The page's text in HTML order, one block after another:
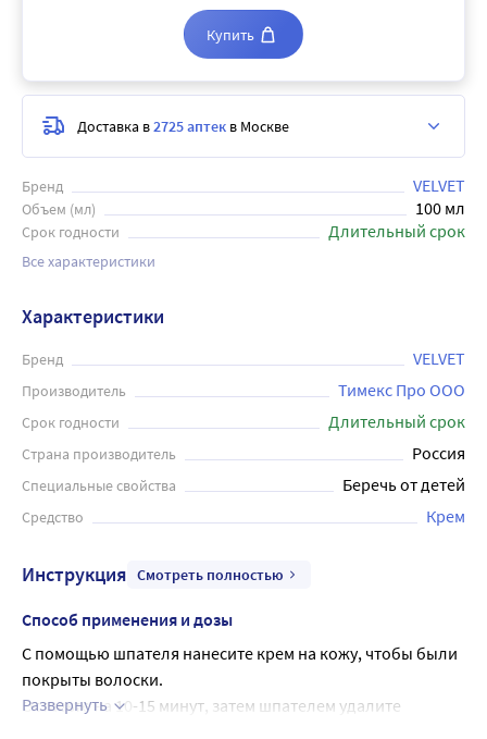
Бренд VELVET
Объем (мл) 100 мл
Срок годности Длительный срок
Все характеристики
Купить
Доставка в2725 аптек в Москве
Характеристики
Бренд VELVET
Производитель Тимекс Про ООО
Срок годности Длительный срок
Страна производитель Россия
Специальные свойства Беречь от детей
Средство Крем
Инструкция Смотреть полностью
Способ применения и дозы
С помощью шпателя нанесите крем на кожу, чтобы были
покрыты волоски.
Оставьте на 10-15 минут, затем шпателем удалите
Развернуть